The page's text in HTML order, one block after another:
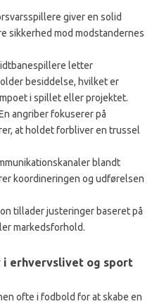
giver en solid
sikkerhed mod modstandernes
letter
besiddelse, hvilket er
i spillet eller projektet.
angriber fokuserer på
at holdet forbliver en trussel
blandt
koordineringen og udførelsen
tillader justeringer baseret på
markedsforhold.
i erhvervslivet og sport
ofte i fodbold for at skabe en